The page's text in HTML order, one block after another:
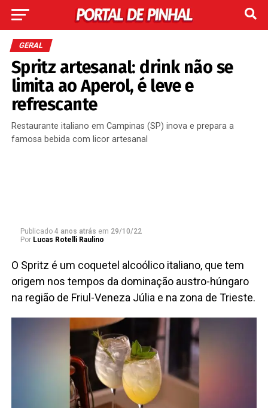
GERAL
Spritz artesanal: drink não se
limita ao Aperol, é leve e
refrescante
Restaurante italiano em Campinas (SP) inova e prepara a
famosa bebida com licor artesanal
Publicado 4 anos atrás em 29/10/22
Por Lucas Rotelli Raulino
O Spritz é um coquetel alcoólico italiano, que tem
origem nos tempos da dominação austro-húngaro
na região de Friul-Veneza Júlia e na zona de Trieste.